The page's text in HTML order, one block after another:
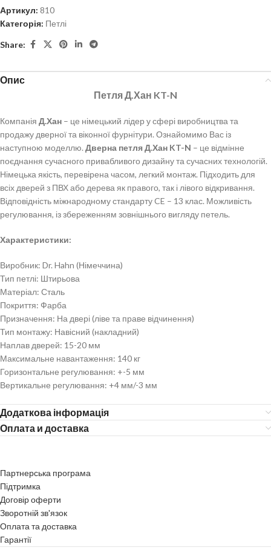
Артикул: 810
Категорія: Петлі
Share:
Опис
Петля Д.Хан KT-N
Компанія Д.Хан – це німецький лідер у сфері виробництва та
продажу дверної та віконної фурнітури. Ознайомимо Вас із
наступною моделлю. Дверна петля Д.Хан KT-N – це відмінне
поєднання сучасного привабливого дизайну та сучасних технологій.
Німецька якість, перевірена часом, легкий монтаж. Підходить для
всіх дверей з ПВХ або дерева як правого, так і лівого відкривання.
Відповідність міжнародному стандарту CE – 13 клас. Можливість
регулювання, із збереженням зовнішнього вигляду петель.
Характеристики:
Виробник: Dr. Hahn (Німеччина)
Тип петлі: Штирьова
Матеріал: Сталь
Покриття: Фарба
Призначення: На двері (ліве та праве відчинення)
Тип монтажу: Навісний (накладний)
Наплав дверей: 15-20 мм
Максимальне навантаження: 140 кг
Горизонтальне регулювання: +-5 мм
Вертикальне регулювання: +4 мм/-3 мм
Додаткова інформація
Оплата и доставка
Партнерська програма
Підтримка
Договір оферти
Зворотній зв'язок
Оплата та доставка
Гарантії